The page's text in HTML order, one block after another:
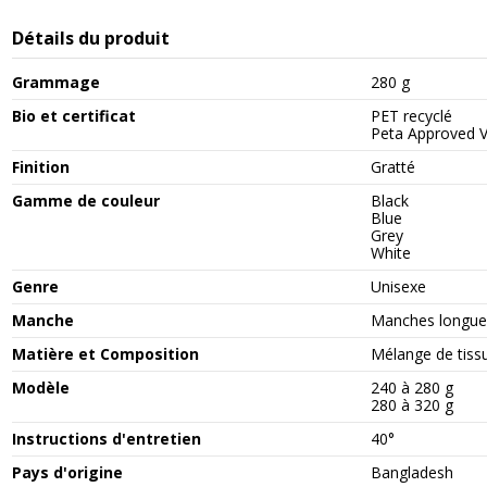
Détails du produit
Grammage
280 g
Bio et certificat
PET recyclé
Peta Approved
Finition
Gratté
Gamme de couleur
Black
Blue
Grey
White
Genre
Unisexe
Manche
Manches
Matière et Composition
Mélange de
Modèle
240 à 280 g
280 à 320 g
Instructions d'entretien
40°
Pays d'origine
Bangladesh